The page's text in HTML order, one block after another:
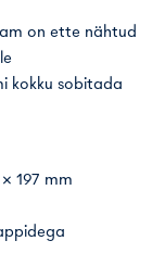
on ette nähtud
kokku sobitada
197 mm